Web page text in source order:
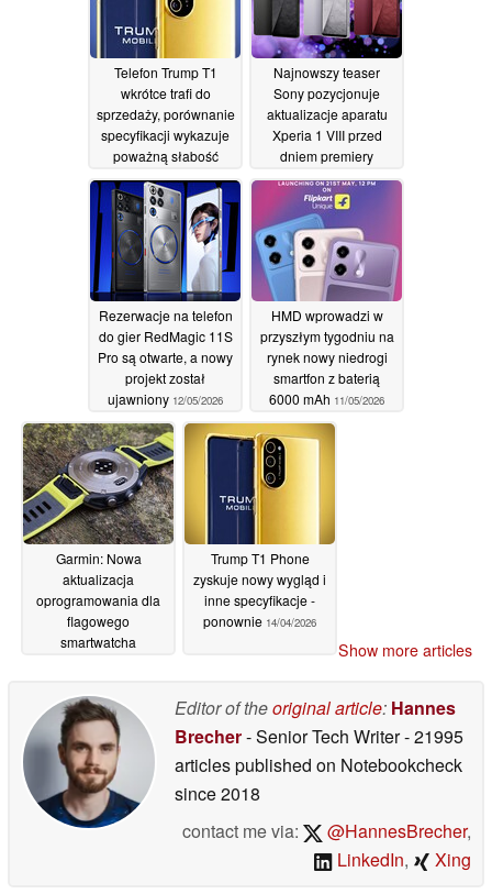
Telefon Trump T1
wkrótce trafi do
sprzedaży, porównanie
specyfikacji wykazuje
poważną słabość
14/05/2026
Najnowszy teaser
Sony pozycjonuje
aktualizacje aparatu
Xperia 1 VIII przed
dniem premiery
12/05/2026
Rezerwacje na telefon
do gier RedMagic 11S
Pro są otwarte, a nowy
projekt został
ujawniony 12/05/2026
HMD wprowadzi w
przyszłym tygodniu na
rynek nowy niedrogi
smartfon z baterią
6000 mAh 11/05/2026
Garmin: Nowa
aktualizacja
oprogramowania dla
flagowego
smartwatcha
10/05/2026
Trump T1 Phone
zyskuje nowy wygląd i
inne specyfikacje -
ponownie 14/04/2026
Show more articles
Editor of theoriginal article: Hannes
Brecher- Senior Tech Writer- 21995
articles published on Notebookcheck
since 2018
contact me via:
@HannesBrecher,
LinkedIn, Xing